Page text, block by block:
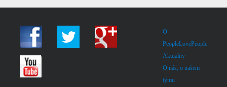
O
PeopleLovePeople
Aktuality
O nás, o našem
týmu